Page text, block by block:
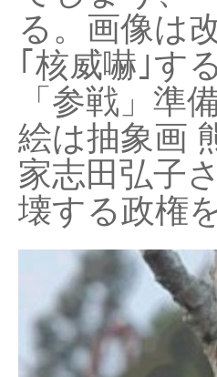
る。画像は
｢核威嚇｣す
「参戦」準
絵は抽象画
家志田弘子
壊する政権